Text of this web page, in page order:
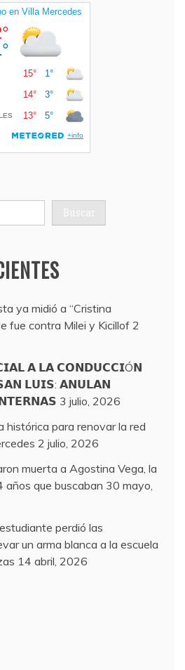
Buscar
ya midió a “Cristina
fue contra Milei y Kicillof 2
𝗔 𝗟𝗔 𝗖𝗢𝗡𝗗𝗨𝗖𝗖𝗜Ó𝗡
𝗟𝗨𝗜𝗦: 𝗔𝗡𝗨𝗟𝗔𝗡
3 julio, 2026
histórica para renovar la red
2 julio, 2026
muerta a Agostina Vega, la
que buscaban 30 mayo,
perdió las
un arma blanca a la escuela
14 abril, 2026